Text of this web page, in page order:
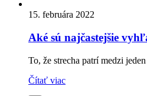
15. februára 2022
Aké sú najčastejšie
To, že strecha patrí medzi
Čítať viac